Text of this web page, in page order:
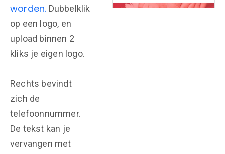
worden. Dubbelklik
op een logo, en
upload binnen 2
kliks je eigen logo.
Rechts bevindt
zich de
telefoonnummer.
De tekst kan je
vervangen met